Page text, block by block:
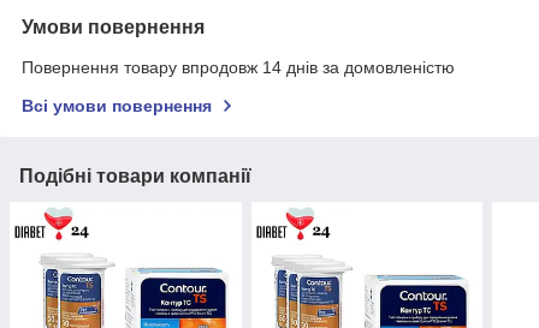
Умови повернення
Повернення товару впродовж 14 днів за домовленістю
Всі умови повернення
Подібні товари компанії